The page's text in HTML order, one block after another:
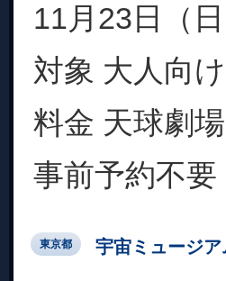
11月23日（
対象 大人向け
料金 天球劇
事前予約不要
東京都 宇宙ミュージ